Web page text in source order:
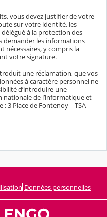
vous devez justifier de votre
sur votre identité, les
délégué à la protection des
demander les informations
nécessaires, y compris la
votre signature.
une réclamation, que vos
à caractère personnel ne
d’introduire une
nationale de l’informatique et
: 3 Place de Fontenoy – TSA
Données personnelles